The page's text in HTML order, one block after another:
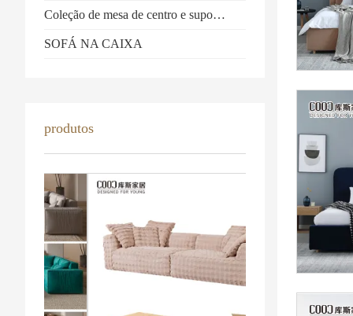
Coleção de mesa de centro e suporte de TV
SOFÁ NA CAIXA
produtos